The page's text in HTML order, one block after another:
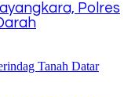
Polres